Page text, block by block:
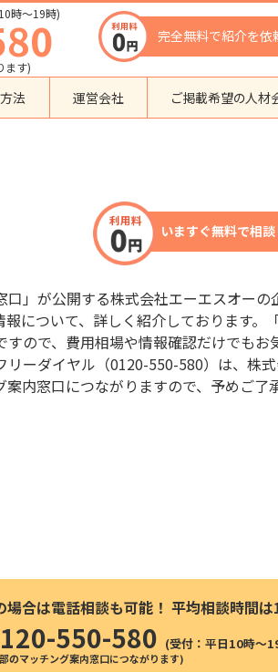
時〜19時)
ます)
完全無料で紹介を
登録支援機関
外国人紹介会社
外国人派遣会社
行政書士事務所
送り出し機関
法 運営会社 ご掲載希望の人材
いますぐ無料で相
」が公開する株式会社エーエスオーの
について、詳しく紹介しております。
ので、費用相場や情報確認だけでもお
ーダイヤル（0120-550-580）は、株
内窓口につながりますので、予めご了
場合は電話相談も可能！ 平均相談時間は
550-580 (受付：平日10時〜